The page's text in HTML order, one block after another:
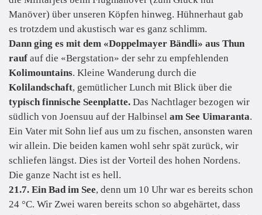
Manöver) über unseren Köpfen hinweg. Hühnerhaut gab
es trotzdem und akustisch war es ganz schlimm.
Dann ging es mit dem «Doppelmayer Bändli» aus Thun
rauf auf die «Bergstation» der sehr zu empfehlenden
Kolimountains. Kleine Wanderung durch die
Kolilandschaft, gemütlicher Lunch mit Blick über die
typisch finnische Seenplatte. Das Nachtlager bezogen wir
südlich von Joensuu auf der Halbinsel am See Uimaranta.
Ein Vater mit Sohn lief aus um zu fischen, ansonsten waren
wir allein. Die beiden kamen wohl sehr spät zurück, wir
schliefen längst. Dies ist der Vorteil des hohen Nordens.
Die ganze Nacht ist es hell.
21.7. Ein Bad im See, denn um 10 Uhr war es bereits schon
24 °C. Wir Zwei waren bereits schon so abgehärtet, dass